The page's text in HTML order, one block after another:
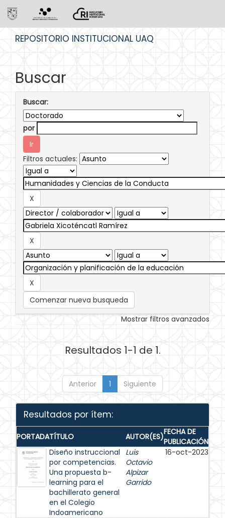
REPOSITORIO INSTITUCIONAL UAQ
Buscar
Buscar:
por
Filtros actuales:
Comenzar nueva busqueda
Mostrar filtros avanzados
Resultados 1-1 de 1.
Anterior 1 Siguiente
Resultados por ítem:
PORTADATÍTULO AUTOR(ES)FECHA DE
PUBLICACIÓN
Diseño instruccional
por competencias.
Una propuesta b-
learning para el
bachillerato general
en el Colegio
Indoamericano
Luis
Octavio
Alpizar
Garrido
16-oct-2023